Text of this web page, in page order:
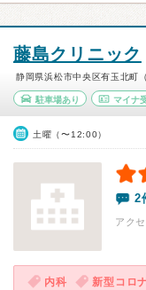
藤島クリニック
静岡県浜松市中央区有玉北町
駐車場あり マイナ
土曜（〜12:00）
2
アク
内科
新型コロ